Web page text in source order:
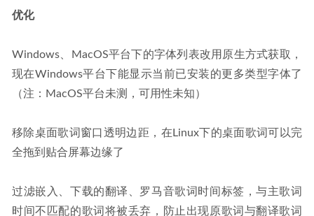
优化
Windows、MacOS平台下的字体列表改用原生方式获取，
现在Windows平台下能显示当前已安装的更多类型字体了
（注：MacOS平台未测，可用性未知）
移除桌面歌词窗口透明边距，在Linux下的桌面歌词可以完
全拖到贴合屏幕边缘了
过滤嵌入、下载的翻译、罗马音歌词时间标签，与主歌词
时间不匹配的歌词将被丢弃，防止出现原歌词与翻译歌词